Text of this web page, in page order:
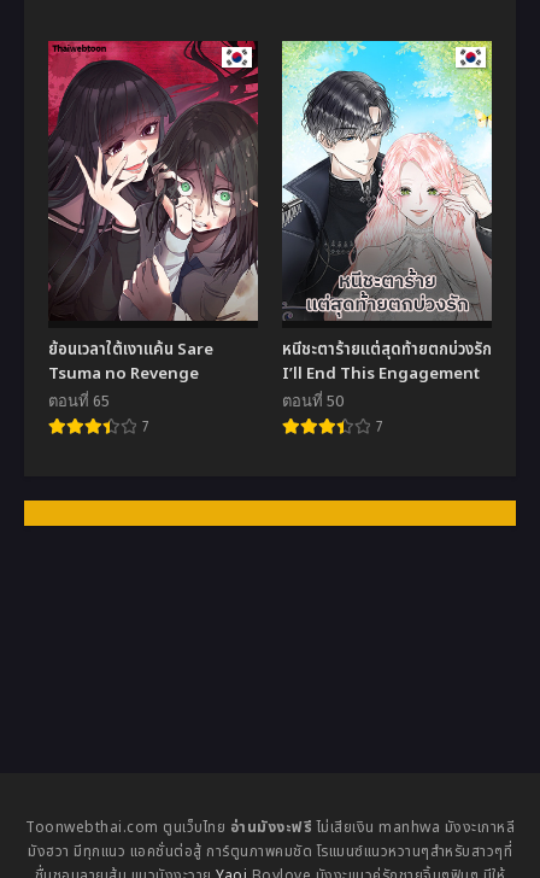
ย้อนเวลาใต้เงาแค้น Sare
Tsuma no Revenge
ตอนที่ 65
7
หนีชะตาร้ายแต่สุดท้ายตกบ่วงรัก
I’ll End This Engagement
ตอนที่ 50
7
Toonwebthai.com ตูนเว็บไทย อ่านมังงะฟรี ไม่เสียเงิน manhwa มังงะเกาหลี
มังฮวา มีทุกแนว แอคชั่นต่อสู้ การ์ตูนภาพคมชัด โรแมนซ์แนวหวานๆสำหรับสาวๆที่